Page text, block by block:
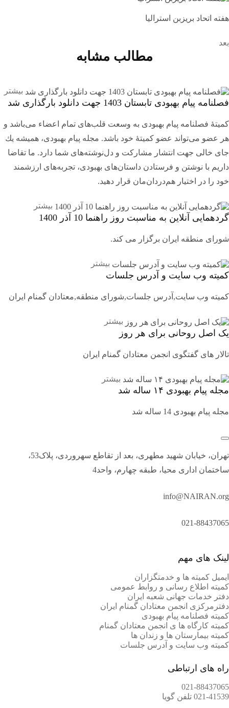
هفته اتحاد بریزبن استرالیا
بعد
مطالب مشابه
بیشتر
فصلنامه پیام بهبودی تابستان 1403 جهت دانلود بارگذاری شد
کمیتۀ فصلنامه پیام بهبودی به وسعت قلب‌های تمام اعضاء می‌باشد و
هر عضو می‌تواند عضو کمیتۀ خود باشد. مجله پيام بهبودی، هميشه يك
جای خالی جهت انتشار مشاركت و دل‌نوشته‌های شما دارد. ما تقاضا
داریم با نوشتن و فرستادن داستان‌های بهبودی، تجربه‌های ارزشمند
خود را در اختیار هم‌دردان‌مان قرار دهید.
بیشتر
گردهمایی آنلاین به مناسبت روز راهنما 10 آذر 1400
شورای منطقه ایران برگزار می کند.
بیشتر
کمیته وب سایت و آدرس جلسات
کمیته وب سایت,آدرس جلسات,شورای منطقه,معتادان گمنام ایران
بیشتر
یک اصل روحانی برای هر روز
تالار های گفتگوی انجمن معتادان گمنام ایران
بیشتر
مجله پیام بهبودی ۱۴ ساله شد
مجله پیام بهبودی 14 ساله شد
تهران، خیابان شهید مطهری، بعد از تقاطع سهروردی، پلاک53،
ساختمان اداری محیا، طبقه چهارم، واحد4
info@NAIRAN.org
021-88437065
لینک های مهم
ایمیل کمیته ها و خدمتگزاران
کميته اطلاع رسانی و روابط عمومی
دفتر خدمات جهانی شعبه ايران
دفترمرکزی انجمن معتادان گمنام ایران
کمیته فصلنامه پیام بهبودی
کمیته کارگاه ها ی انجمن معتادان گمنام
کمیته بیمارستان ها و زندان ها
کمیته وب سایت و آدرس جلسات
راه های ارتباطی
021-88437065
021-41539 تلفن گویا